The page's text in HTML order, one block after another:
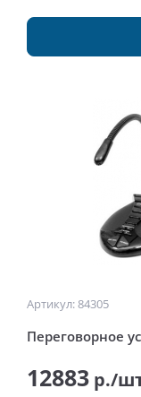
Артикул: 84305
Переговорное
12883 р./